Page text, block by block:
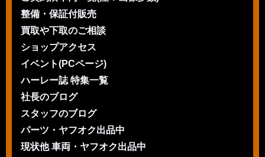
整備・保証付販売
買取や下取のご相談
ショップアクセス
イベント(PCページ)
ハーレー誌 特集一覧
社長のブログ
スタッフのブログ
パーツ・ヤフオク出品中
現状他 車両・ヤフオク出品中